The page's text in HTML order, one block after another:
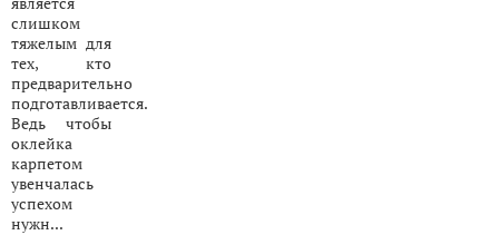
слишком
тяжелым для
тех, кто
предварительно
подготавливается.
Ведь чтобы
оклейка
карпетом
увенчалась
успехом
нужн...